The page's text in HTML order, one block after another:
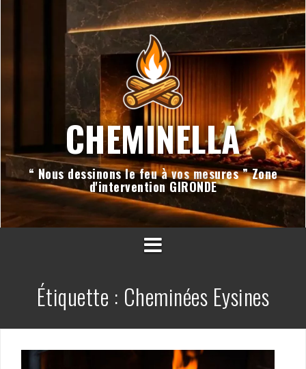
CHEMINELLA
“ Nous dessinons le feu à vos mesures ” Zone
d'intervention GIRONDE
Étiquette : Cheminées Eysines